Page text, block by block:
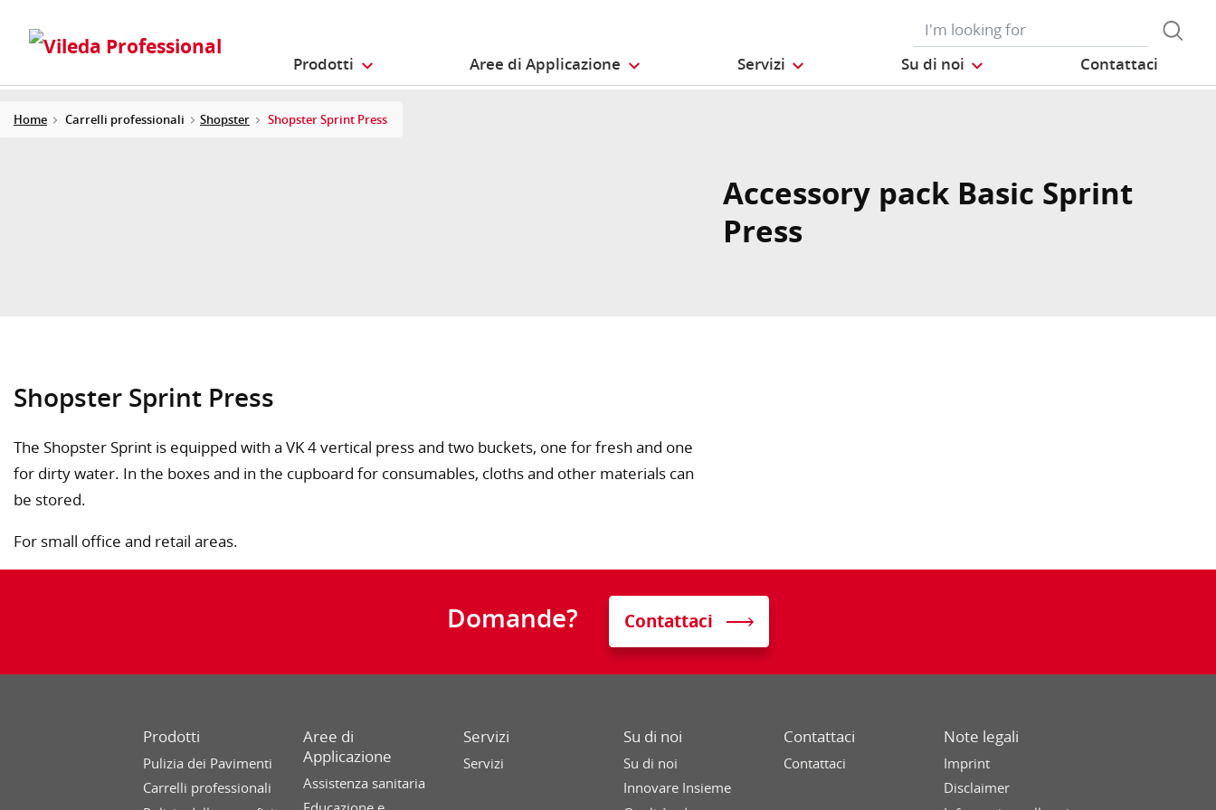
Prodotti Aree di Applicazione Servizi Su di noi Contattaci
Home Carrelli professionali Shopster Shopster Sprint Press
Accessory pack Basic Sprint
Press
Shopster Sprint Press
The Shopster Sprint is equipped with a VK 4 vertical press and two buckets, one for fresh and one
for dirty water. In the boxes and in the cupboard for consumables, cloths and other materials can
be stored.
For small office and retail areas.
Domande? Contattaci
Prodotti
Pulizia dei Pavimenti
Carrelli professionali
Aree di
Applicazione
Assistenza sanitaria
Servizi
Servizi
Su di noi
Su di noi
Innovare Insieme
Contattaci
Contattaci
Note legali
Imprint
Disclaimer